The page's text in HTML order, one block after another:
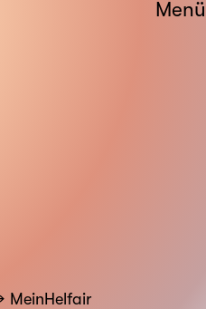
Menü
MeinHelfair